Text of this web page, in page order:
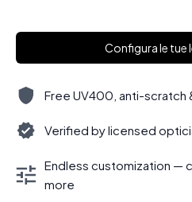
Configura le tue
Free UV400, anti-
Verified by licensed
Endless customization —
more